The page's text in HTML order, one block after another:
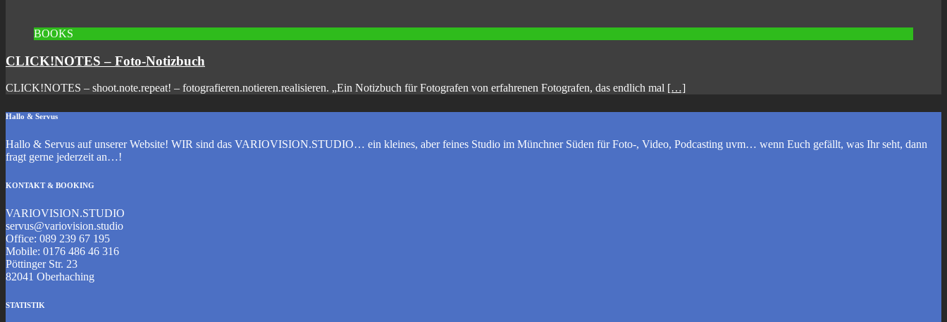
BOOKS
CLICK!NOTES – Foto-Notizbuch
CLICK!NOTES – shoot.note.repeat! – fotografieren.notieren.realisieren. „Ein Notizbuch für Fotografen von erfahrenen Fotografen, das endlich mal […]
Hallo & Servus
Hallo & Servus auf unserer Website! WIR sind das VARIOVISION.STUDIO… ein kleines, aber feines Studio im Münchner Süden für Foto-, Video, Podcasting uvm… wenn Euch gefällt, was Ihr seht, dann
fragt gerne jederzeit an…!
KONTAKT & BOOKING
VARIOVISION.STUDIO
servus@variovision.studio
Office: 089 239 67 195
Mobile: 0176 486 46 316
Pöttinger Str. 23
82041 Oberhaching
STATISTIK